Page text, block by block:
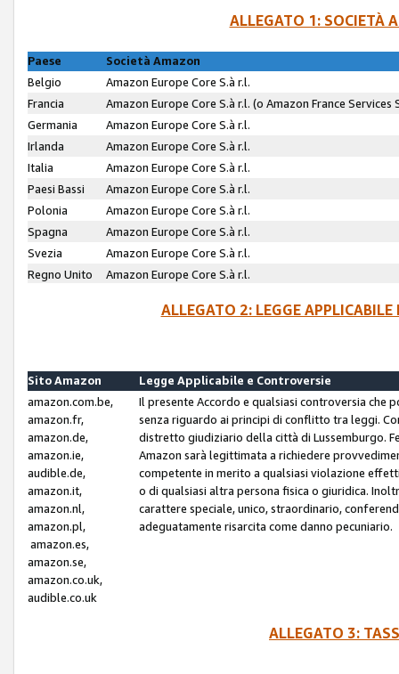
ALLEGATO 1: SOCIETÀ
Paese
Società Amazon
Belgio
Amazon Europe Core S.à r.l.
Francia
Amazon Europe Core S.à r.l. (o Amazon France
Germania
Amazon Europe Core S.à r.l.
Irlanda
Amazon Europe Core S.à r.l.
Italia
Amazon Europe Core S.à r.l.
Paesi Bassi
Amazon Europe Core S.à r.l.
Polonia
Amazon Europe Core S.à r.l.
Spagna
Amazon Europe Core S.à r.l.
Svezia
Amazon Europe Core S.à r.l.
Regno Unito
Amazon Europe Core S.à r.l.
ALLEGATO 2: LEGGE
Sito Amazon
Legge Applicabile e Controversie
amazon.com.be,
amazon.fr,
amazon.de,
amazon.ie,
audible.de,
amazon.it,
amazon.nl,
amazon.pl,
amazon.es,
amazon.se,
amazon.co.uk,
audible.co.uk
Il presente Accordo e qualsiasi controversia che
senza riguardo ai principi di conflitto tra leggi.
distretto giudiziario della città di Lussemburgo.
Amazon sarà legittimata a richiedere
competente in merito a qualsiasi violazione
o di qualsiasi altra persona fisica o giuridica.
carattere speciale, unico, straordinario,
adeguatamente risarcita come danno pecuniario.
ALLEGATO 3: